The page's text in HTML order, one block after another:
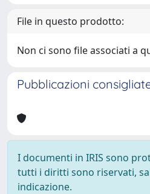
File in questo prodotto:
Non ci sono file associati a
Pubblicazioni
I documenti in IRIS sono
tutti i diritti sono riservati,
indicazione.